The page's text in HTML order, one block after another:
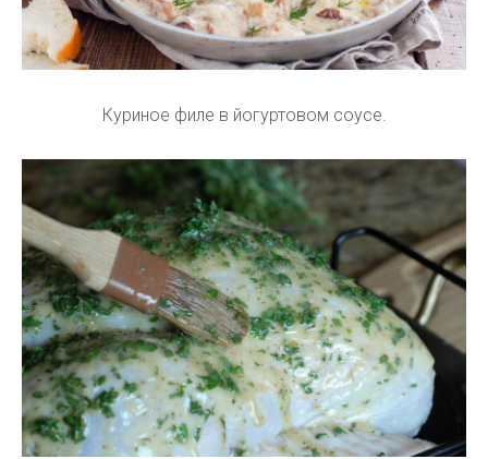
Куриное филе в йогуртовом соусе.